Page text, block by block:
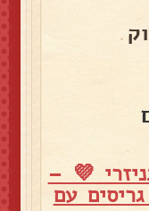
💜 –
עם